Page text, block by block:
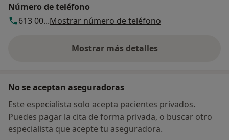
Número de teléfono
613 00...Mostrar número de teléfono
Mostrar más detalles
sobre la dirección
No se aceptan aseguradoras
Este especialista solo acepta pacientes privados.
Puedes pagar la cita de forma privada, o buscar otro
especialista que acepte tu aseguradora.